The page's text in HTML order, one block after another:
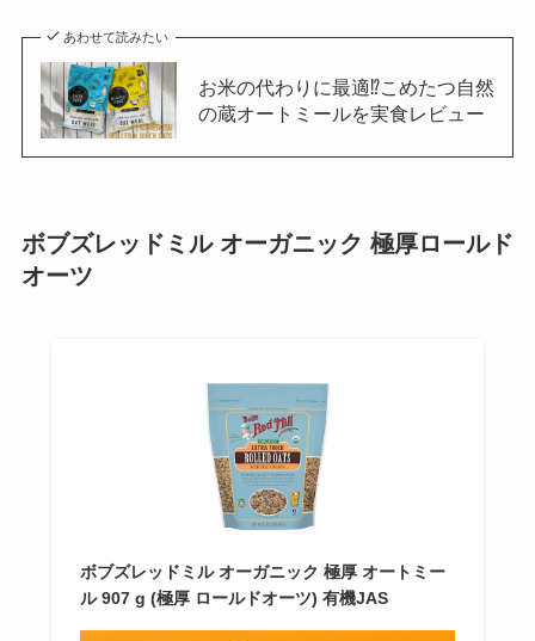
あわせて読みたい
お米の代わりに最適⁉︎こめたつ自然
の蔵オートミールを実食レビュー
ボブズレッドミル オーガニック 極厚ロールド
オーツ
ボブズレッドミル オーガニック 極厚 オートミー
ル 907 g (極厚 ロールドオーツ) 有機JAS